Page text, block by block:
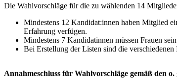
Die Wahlvorschläge für die zu wählenden 14
Mindestens 12 Kandidat:innen haben Mitglied
Erfahrung verfügen.
Mindestens 7 Kandidatinnen müssen Frauen
Bei Erstellung der Listen sind die
Annahmeschluss für Wahlvorschläge gemäß den